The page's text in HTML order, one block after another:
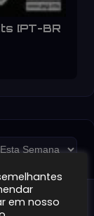
[PT-BR
em nosso